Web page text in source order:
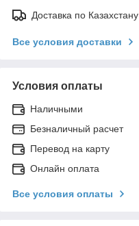
Доставка по Казахстану
Все условия доставки
Условия оплаты
Наличными
Безналичный расчет
Перевод на карту
Онлайн оплата
Все условия оплаты